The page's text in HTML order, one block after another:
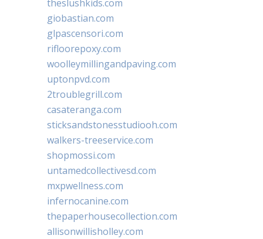
theslushkids.com
giobastian.com
glpascensori.com
rifloorepoxy.com
woolleymillingandpaving.com
uptonpvd.com
2troublegrill.com
casateranga.com
sticksandstonesstudiooh.com
walkers-treeservice.com
shopmossi.com
untamedcollectivesd.com
mxpwellness.com
infernocanine.com
thepaperhousecollection.com
allisonwillisholley.com